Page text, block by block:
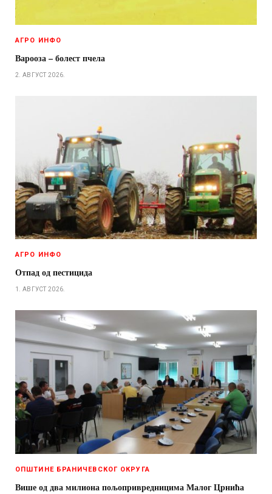
АГРО ИНФО
Варооза – болест пчела
2. АВГУСТ 2026.
АГРО ИНФО
Отпад од пестицида
1. АВГУСТ 2026.
ОПШТИНЕ БРАНИЧЕВСКОГ ОКРУГА
Више од два милиона пољопривредницима Малог Црнића